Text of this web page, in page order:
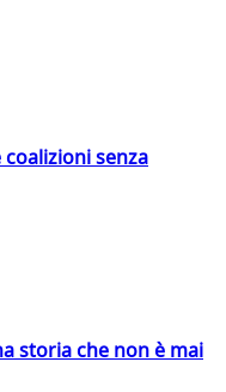
senza
storia che non è mai